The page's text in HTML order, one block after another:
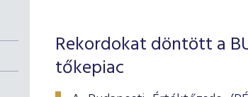
Rekordokat döntött a
tőkepiac